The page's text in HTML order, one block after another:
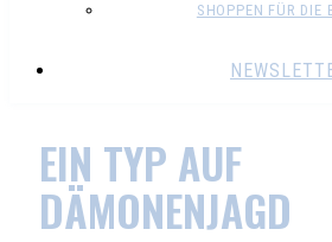
SHOPPEN FÜR DIE
EIN TYP AUF
DÄMONENJAGD